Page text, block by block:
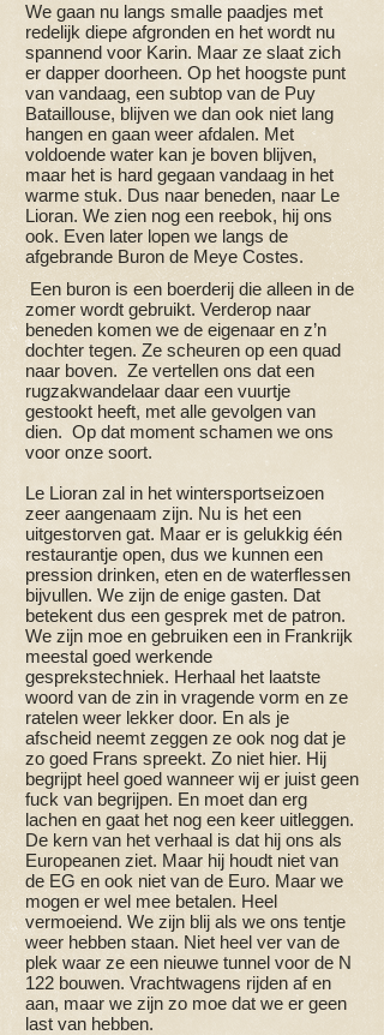
We gaan nu langs smalle paadjes met
redelijk diepe afgronden en het wordt nu
spannend voor Karin. Maar ze slaat zich
er dapper doorheen. Op het hoogste punt
van vandaag, een subtop van de Puy
Bataillouse, blijven we dan ook niet lang
hangen en gaan weer afdalen. Met
voldoende water kan je boven blijven,
maar het is hard gegaan vandaag in het
warme stuk. Dus naar beneden, naar Le
Lioran. We zien nog een reebok, hij ons
ook. Even later lopen we langs de
afgebrande Buron de Meye Costes.
Een buron is een boerderij die alleen in de
zomer wordt gebruikt. Verderop naar
beneden komen we de eigenaar en z’n
dochter tegen. Ze scheuren op een quad
naar boven. Ze vertellen ons dat een
rugzakwandelaar daar een vuurtje
gestookt heeft, met alle gevolgen van
dien. Op dat moment schamen we ons
voor onze soort.
Le Lioran zal in het wintersportseizoen
zeer aangenaam zijn. Nu is het een
uitgestorven gat. Maar er is gelukkig één
restaurantje open, dus we kunnen een
pression drinken, eten en de waterflessen
bijvullen. We zijn de enige gasten. Dat
betekent dus een gesprek met de patron.
We zijn moe en gebruiken een in Frankrijk
meestal goed werkende
gesprekstechniek. Herhaal het laatste
woord van de zin in vragende vorm en ze
ratelen weer lekker door. En als je
afscheid neemt zeggen ze ook nog dat je
zo goed Frans spreekt. Zo niet hier. Hij
begrijpt heel goed wanneer wij er juist geen
fuck van begrijpen. En moet dan erg
lachen en gaat het nog een keer uitleggen.
De kern van het verhaal is dat hij ons als
Europeanen ziet. Maar hij houdt niet van
de EG en ook niet van de Euro. Maar we
mogen er wel mee betalen. Heel
vermoeiend. We zijn blij als we ons tentje
weer hebben staan. Niet heel ver van de
plek waar ze een nieuwe tunnel voor de N
122 bouwen. Vrachtwagens rijden af en
aan, maar we zijn zo moe dat we er geen
last van hebben.